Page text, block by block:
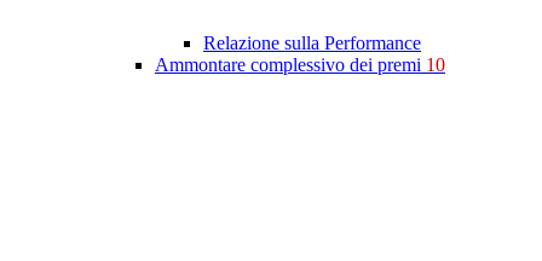
Relazione sulla Performance
Ammontare complessivo dei premi 10